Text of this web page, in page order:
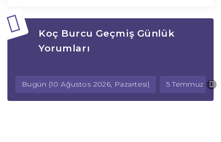
Koç Burcu Geçmiş Günlük
Yorumları
Bugün (10 Ağustos 2026, Pazartesi) 5 Temmuz